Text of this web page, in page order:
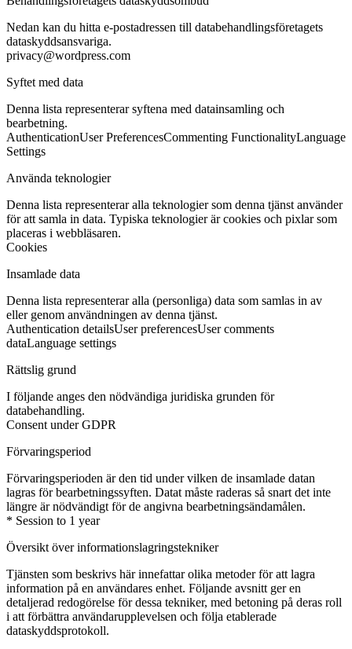
Nedan kan du hitta e-postadressen till databehandlingsföretagets
dataskyddsansvariga.
privacy@wordpress.com
Syftet med data
Denna lista representerar syftena med datainsamling och
bearbetning.
AuthenticationUser PreferencesCommenting FunctionalityLanguage
Settings
Använda teknologier
Denna lista representerar alla teknologier som denna tjänst använder
för att samla in data. Typiska teknologier är cookies och pixlar som
placeras i webbläsaren.
Cookies
Insamlade data
Denna lista representerar alla (personliga) data som samlas in av
eller genom användningen av denna tjänst.
Authentication detailsUser preferencesUser comments
dataLanguage settings
Rättslig grund
I följande anges den nödvändiga juridiska grunden för
databehandling.
Consent under GDPR
Förvaringsperiod
Förvaringsperioden är den tid under vilken de insamlade datan
lagras för bearbetningssyften. Datat måste raderas så snart det inte
längre är nödvändigt för de angivna bearbetningsändamålen.
* Session to 1 year
Översikt över informationslagringstekniker
Tjänsten som beskrivs här innefattar olika metoder för att lagra
information på en användares enhet. Följande avsnitt ger en
detaljerad redogörelse för dessa tekniker, med betoning på deras roll
i att förbättra användarupplevelsen och följa etablerade
dataskyddsprotokoll.